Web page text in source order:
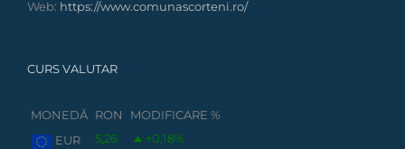
Web: https://www.comunascorteni.ro/
CURS VALUTAR
MONEDĂ RON
MODIFICARE %
EUR
5,26 +0,18%